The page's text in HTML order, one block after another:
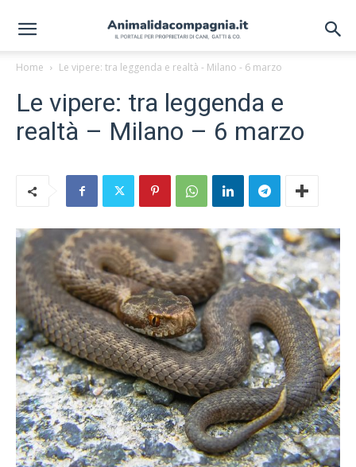
Home Le vipere: tra leggenda e realtà - Milano - 6 marzo
Le vipere: tra leggenda e
realtà – Milano – 6 marzo